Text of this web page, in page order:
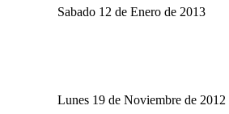
Sabado 12 de Enero de 2013
Lunes 19 de Noviembre de 2012